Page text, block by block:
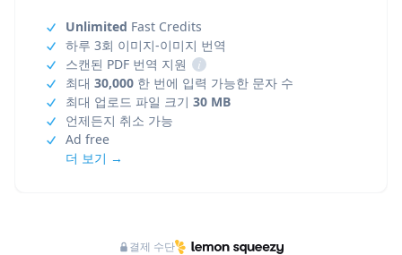
Unlimited Fast Credits
하루 3회 이미지-이미지 번역
스캔된 PDF 번역 지원
i
최대 30,000 한 번에 입력 가능한 문자 수
최대 업로드 파일 크기 30 MB
언제든지 취소 가능
Ad free
더 보기 →
결제 수단